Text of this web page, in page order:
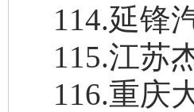
114.延锋
115.江苏
116.重庆